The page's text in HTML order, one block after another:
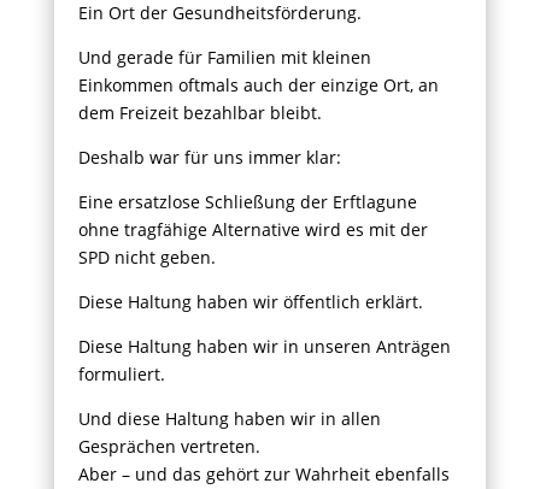
Ein Ort der Gesundheitsförderung.
Und gerade für Familien mit kleinen
Einkommen oftmals auch der einzige Ort, an
dem Freizeit bezahlbar bleibt.
Deshalb war für uns immer klar:
Eine ersatzlose Schließung der Erftlagune
ohne tragfähige Alternative wird es mit der
SPD nicht geben.
Diese Haltung haben wir öffentlich erklärt.
Diese Haltung haben wir in unseren Anträgen
formuliert.
Und diese Haltung haben wir in allen
Gesprächen vertreten.
Aber – und das gehört zur Wahrheit ebenfalls